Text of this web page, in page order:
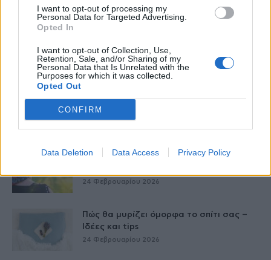
I want to opt-out of processing my
Personal Data for Targeted Advertising.
Opted In
I want to opt-out of Collection, Use,
Retention, Sale, and/or Sharing of my
Personal Data that Is Unrelated with the
Purposes for which it was collected.
Opted Out
CONFIRM
Data Deletion Data Access Privacy Policy
«παντοτινά χημικά»
26 Φεβρουαρίου 2026
συμβουλές
26 Φεβρουαρίου 2026
Ασφαλές σπίτι για τους ηλικιωμένους –
Οι αλλαγές που κάνουν τη...
Η ψυχολογία των γυναικών με καρκίνο
24 Φεβρουαρίου 2026
Πώς θα μυρίζει όμορφα το σπίτι σας –
Ιδέες και tips
24 Φεβρουαρίου 2026